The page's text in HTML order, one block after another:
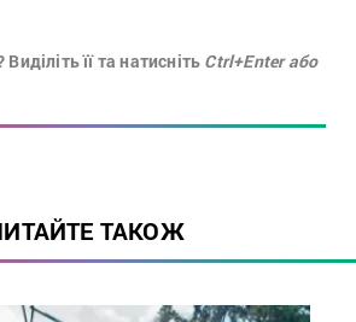
її та натисніть Ctrl+Enter або
ТАКОЖ